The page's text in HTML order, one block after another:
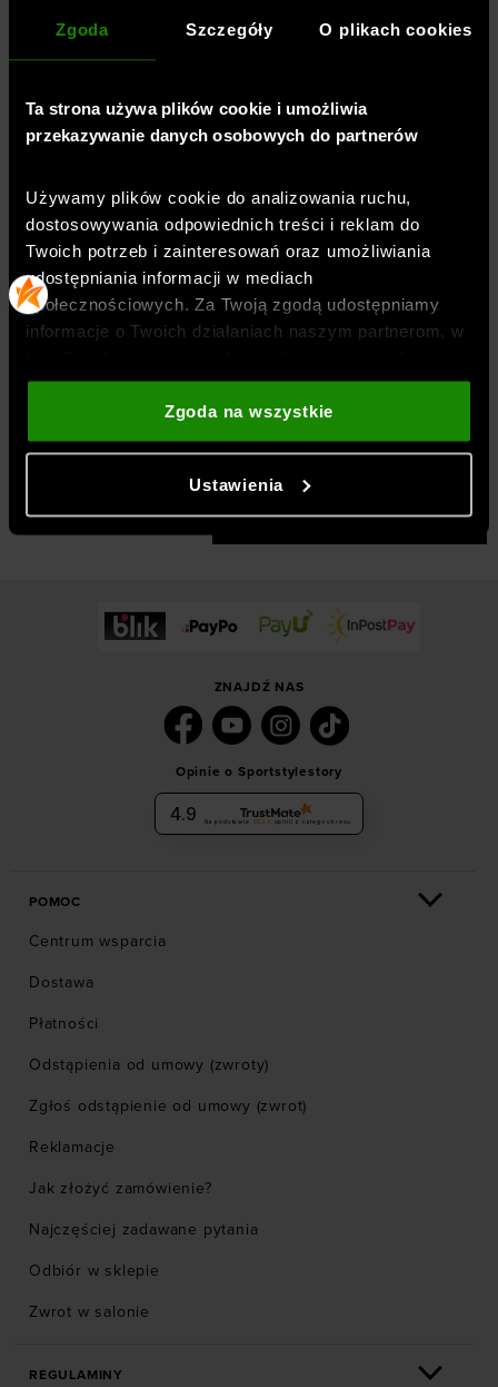
Zgoda Szczegóły O plikach cookies
Ta strona używa plików cookie i umożliwia
przekazywanie danych osobowych do partnerów
Używamy plików cookie do analizowania ruchu,
dostosowywania odpowiednich treści i reklam do
Twoich potrzeb i zainteresowań oraz umożliwiania
udostępniania informacji w mediach
społecznościowych. Za Twoją zgodą udostępniamy
informacje o Twoich działaniach naszym partnerom, w
zajmującym się reklamą i analityką internetową. Nasi
partnerzy mogą łączyć te informacje z innymi, które
podajesz poza tą stroną internetową, a także z
Ciebie z ich usług. Za Twoją zgodą możemy również
przekazywać do naszych partnerów Twoje dane
osobowe w celu kierowania dopasowanych reklam
dopasowywania treści oraz udoskonalania rozwiązań
społecznościowych). Szczegółowe informacje
znajdziesz w naszej Polityce prywatności
Zgoda na wszystkie
Ustawienia
BEZPIECZEŃSTWO PRODUKTU
BLOG
Orienteering - biegi na orientację. Jak zacząć, jak
czytać mapę i jaki sprzęt wybrać?
CZYTAJ WIĘCEJ NA BLOGU
ZNAJDŹ NAS
Opinie o Sportstylestory
4.9 Na podstawie 6036 opinii z całego okresu
POMOC
Centrum wsparcia
Dostawa
Płatności
Odstąpienia od umowy (zwroty)
Zgłoś odstąpienie od umowy (zwrot)
Reklamacje
Jak złożyć zamówienie?
Najczęściej zadawane pytania
Odbiór w sklepie
Zwrot w salonie
REGULAMINY